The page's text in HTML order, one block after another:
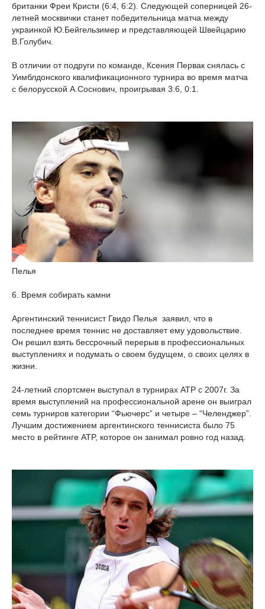
британки Фреи Кристи (6:4, 6:2). Следующей соперницей 26-
летней москвички станет победительница матча между
украинкой Ю.Бейгельзимер и представляющей Швейцарию
В.Голубич.
В отличии от подруги по команде, Ксения Первак снялась с
Уимблдонского квалификационного турнира во время матча
с белорусской А.Соснович, проигрывая 3:6, 0:1.
Пелья
6. Время собирать камни
Аргентинский теннисист Гвидо Пелья заявил, что в
последнее время теннис не доставляет ему удовольствие.
Он решил взять бессрочный перерыв в профессиональных
выступлениях и подумать о своем будущем, о своих целях в
жизни.
24-летний спортсмен выступал в турнирах ATP с 2007г. За
время выступлений на профессиональной арене он выиграл
семь турниров категории “Фьючерс” и четыре – “Челенджер”.
Лучшим достижением аргентинского теннисиста было 75
место в рейтинге ATP, которое он занимал ровно год назад.